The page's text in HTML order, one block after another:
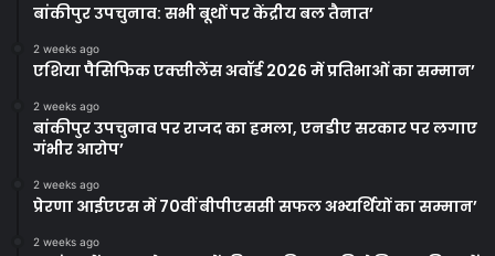
बांकीपुर उपचुनाव: सभी बूथों पर केंद्रीय बल तैनात’
2 weeks ago
एशिया पैसिफिक एक्सीलेंस अवॉर्ड 2026 में प्रतिभाओं का सम्मान’
2 weeks ago
बांकीपुर उपचुनाव पर राजद का हमला, एनडीए सरकार पर लगाए
गंभीर आरोप’
2 weeks ago
प्रेरणा आईएएस में 70वीं बीपीएससी सफल अभ्यर्थियों का सम्मान’
2 weeks ago